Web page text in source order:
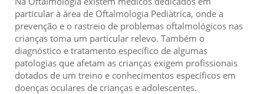
particular à área de Oftalmologia Pediàtrica, onde a
prevenção e o rastreio de problemas oftalmológicos nas
crianças toma um particular relevo. Também o
diagnóstico e tratamento específico de algumas
patologias que afetam as crianças exigem profissionais
dotados de um treino e conhecimentos específicos em
doenças oculares de crianças e adolescentes.